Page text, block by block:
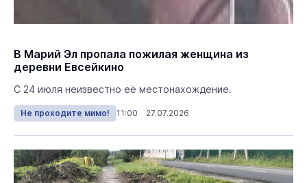
В Марий Эл пропала пожилая женщина из
деревни Евсейкино
С 24 июля неизвестно её местонахождение.
Не проходите мимо! 11:00 27.07.2026